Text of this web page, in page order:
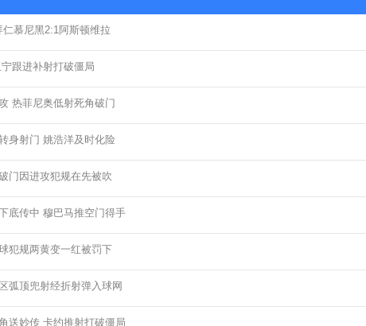
慕尼黑2:1阿斯顿维拉
跟进补射打破僵局
热菲尼奥低射死角破门
身射门 姚浩洋及时化险
门因进攻犯规在先被吹
底传中 穆巴马推空门得手
犯规两黄变一红被罚下
弧顶兜射经折射弹入球网
送妙传 卡约推射打破僵局